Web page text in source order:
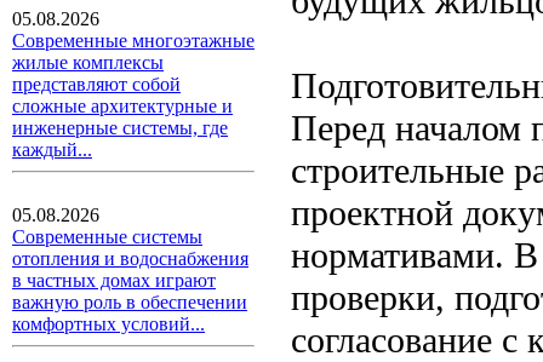
05.08.2026
Современные многоэтажные
жилые комплексы
представляют собой
сложные архитектурные и
инженерные системы, где
каждый...
05.08.2026
Современные системы
отопления и водоснабжения
в частных домах играют
важную роль в обеспечении
комфортных условий...
Перед началом
строительные
проектной
нормативами. В
проверки,
согласование